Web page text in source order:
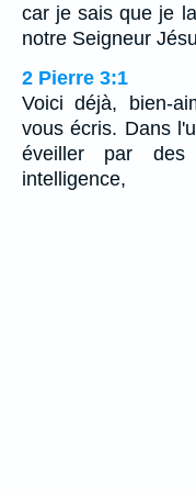
car je sais que je
notre Seigneur
2 Pierre 3:1
Voici déjà, bien-
vous écris. Dans
éveiller par des
intelligence,